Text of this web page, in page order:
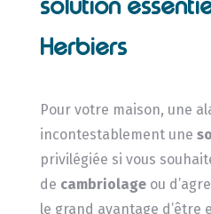
solution
Herbiers
Pour votre maison, une
incontestablement une
privilégiée si vous
de cambriolageou
le grand avantage d’être